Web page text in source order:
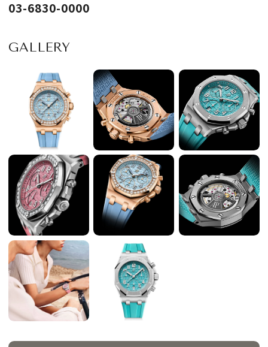
03-6830-0000
GALLERY